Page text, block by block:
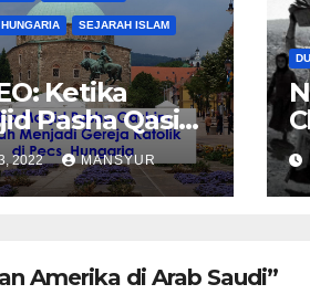
SEJARAH ISLAM
Ketika
Pasha Qasim
Menjadi
Katolik di
Hungaria
2022 MANSYUR
Amerika di Arab Saudi”